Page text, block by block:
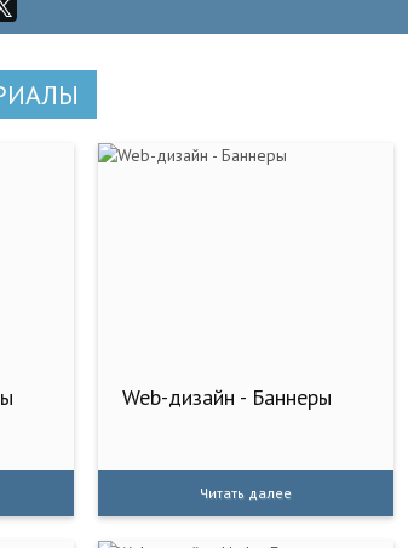
Web-дизайн - Баннеры
Читать далее